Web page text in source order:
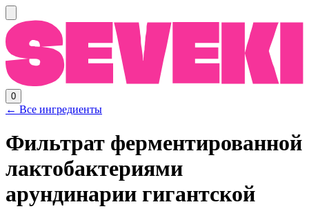
0
← Все ингредиенты
Фильтрат ферментированной
лактобактериями
арундинарии гигантской